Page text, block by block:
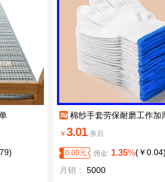
)
棉纱手套劳保耐磨工作加
白纱手套劳工透气手套男工
￥ 3.01 券后
0.00元 佣金: 1.35%(￥0.04
月销：
5000